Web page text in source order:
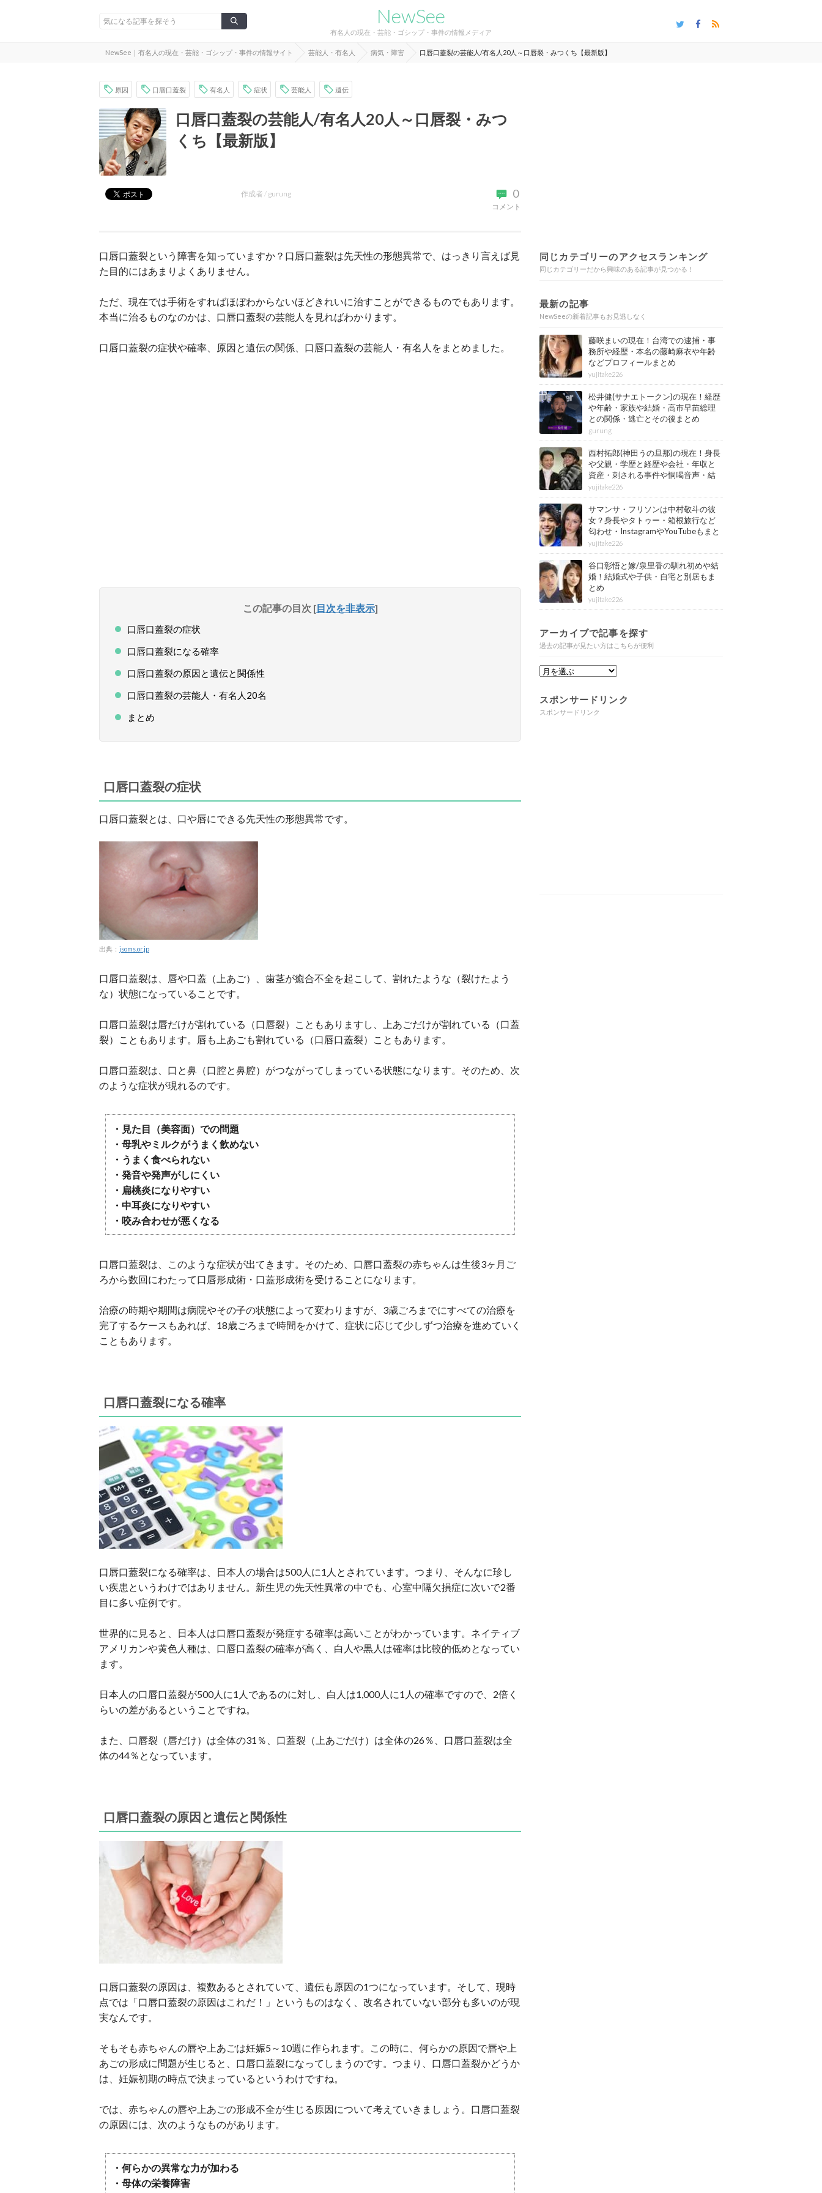
NewSee
有名人の現在・芸能・ゴシップ・事件の情報メディア
NewSee｜有名人の現在・芸能・ゴシップ・事件の情報サイト 芸能人・有名人 病気・障害 口唇口蓋裂の芸能人/有名人20人～口唇裂・みつくち【最新版】
原因 口唇口蓋裂 有名人 症状 芸能人 遺伝
口唇口蓋裂の芸能人/有名人20人～口唇裂・みつ
くち【最新版】
0
コメント
作成者 / gurung
口唇口蓋裂という障害を知っていますか？口唇口蓋裂は先天性の形態異常で、はっきり言えば見
た目的にはあまりよくありません。
ただ、現在では手術をすればほぼわからないほどきれいに治すことができるものでもあります。
本当に治るものなのかは、口唇口蓋裂の芸能人を見ればわかります。
口唇口蓋裂の症状や確率、原因と遺伝の関係、口唇口蓋裂の芸能人・有名人をまとめました。
この記事の目次 [目次を非表示]
口唇口蓋裂の症状
口唇口蓋裂になる確率
口唇口蓋裂の原因と遺伝と関係性
口唇口蓋裂の芸能人・有名人20名
まとめ
口唇口蓋裂の症状
口唇口蓋裂とは、口や唇にできる先天性の形態異常です。
出典： jsoms.or.jp
口唇口蓋裂は、唇や口蓋（上あご）、歯茎が癒合不全を起こして、割れたような（裂けたよう
な）状態になっていることです。
口唇口蓋裂は唇だけが割れている（口唇裂）こともありますし、上あごだけが割れている（口蓋
裂）こともあります。唇も上あごも割れている（口唇口蓋裂）こともあります。
口唇口蓋裂は、口と鼻（口腔と鼻腔）がつながってしまっている状態になります。そのため、次
のような症状が現れるのです。
・見た目（美容面）での問題
・母乳やミルクがうまく飲めない
・うまく食べられない
・発音や発声がしにくい
・扁桃炎になりやすい
・中耳炎になりやすい
・咬み合わせが悪くなる
口唇口蓋裂は、このような症状が出てきます。そのため、口唇口蓋裂の赤ちゃんは生後3ヶ月ご
ろから数回にわたって口唇形成術・口蓋形成術を受けることになります。
治療の時期や期間は病院やその子の状態によって変わりますが、3歳ごろまでにすべての治療を
完了するケースもあれば、18歳ごろまで時間をかけて、症状に応じて少しずつ治療を進めていく
こともあります。
口唇口蓋裂になる確率
口唇口蓋裂になる確率は、日本人の場合は500人に1人とされています。つまり、そんなに珍し
い疾患というわけではありません。新生児の先天性異常の中でも、心室中隔欠損症に次いで2番
目に多い症例です。
世界的に見ると、日本人は口唇口蓋裂が発症する確率は高いことがわかっています。ネイティブ
アメリカンや黄色人種は、口唇口蓋裂の確率が高く、白人や黒人は確率は比較的低めとなってい
ます。
日本人の口唇口蓋裂が500人に1人であるのに対し、白人は1,000人に1人の確率ですので、2倍く
らいの差があるということですね。
また、口唇裂（唇だけ）は全体の31％、口蓋裂（上あごだけ）は全体の26％、口唇口蓋裂は全
体の44％となっています。
口唇口蓋裂の原因と遺伝と関係性
口唇口蓋裂の原因は、複数あるとされていて、遺伝も原因の1つになっています。そして、現時
点では「口唇口蓋裂の原因はこれだ！」というものはなく、改名されていない部分も多いのが現
実なんです。
そもそも赤ちゃんの唇や上あごは妊娠5～10週に作られます。この時に、何らかの原因で唇や上
あごの形成に問題が生じると、口唇口蓋裂になってしまうのです。つまり、口唇口蓋裂かどうか
は、妊娠初期の時点で決まっているというわけですね。
では、赤ちゃんの唇や上あごの形成不全が生じる原因について考えていきましょう。口唇口蓋裂
の原因には、次のようなものがあります。
・何らかの異常な力が加わる
・母体の栄養障害
同じカテゴリーのアクセスランキング
同じカテゴリーだから興味のある記事が見つかる！
最新の記事
NewSeeの新着記事もお見逃しなく
藤咲まいの現在！台湾での逮捕・事
務所や経歴・本名の藤崎麻衣や年齢
などプロフィールまとめ
yujitake226
松井健(サナエトークン)の現在！経歴
や年齢・家族や結婚・高市早苗総理
との関係・逃亡とその後まとめ
gurung
西村拓郎(神田うの旦那)の現在！身長
や父親・学歴と経歴や会社・年収と
資産・刺される事件や恫喝音声・結
婚と子供や自宅・脳梗塞の病気もま
とめ
yujitake226
サマンサ・フリソンは中村敬斗の彼
女？身長やタトゥー・箱根旅行など
匂わせ・InstagramやYouTubeもまと
め
yujitake226
谷口彰悟と嫁/泉里香の馴れ初めや結
婚！結婚式や子供・自宅と別居もま
とめ
yujitake226
アーカイブで記事を探す
過去の記事が見たい方はこちらが便利
スポンサードリンク
スポンサードリンク